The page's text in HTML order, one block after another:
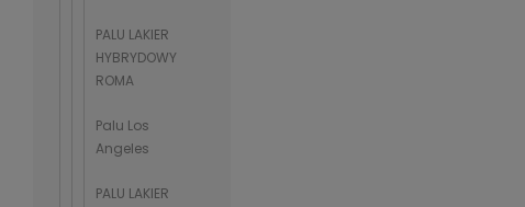
PALU LAKIER
HYBRYDOWY
ROMA
Palu Los
Angeles
PALU LAKIER